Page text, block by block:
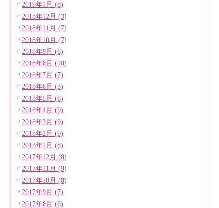
2019年1月 (8)
2018年12月 (3)
2018年11月 (7)
2018年10月 (7)
2018年9月 (6)
2018年8月 (10)
2018年7月 (7)
2018年6月 (3)
2018年5月 (6)
2018年4月 (9)
2018年3月 (9)
2018年2月 (9)
2018年1月 (8)
2017年12月 (8)
2017年11月 (9)
2017年10月 (8)
2017年9月 (7)
2017年8月 (6)